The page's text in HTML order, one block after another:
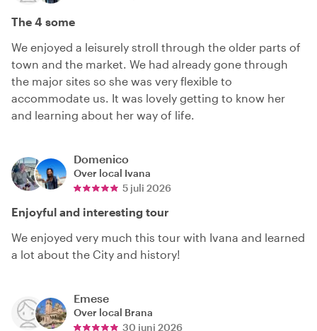
The 4 some
We enjoyed a leisurely stroll through the older parts of
town and the market. We had already gone through
the major sites so she was very flexible to
accommodate us. It was lovely getting to know her
and learning about her way of life.
Domenico
Over local Ivana
5 juli 2026
Enjoyful and interesting tour
We enjoyed very much this tour with Ivana and learned
a lot about the City and history!
Emese
Over local Brana
30 juni 2026